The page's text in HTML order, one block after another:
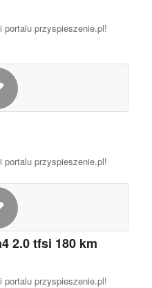
przyspieszenie.pl!
przyspieszenie.pl!
2.0 tfsi 180 km
przyspieszenie.pl!